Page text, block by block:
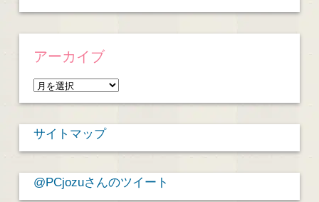
アーカイブ
ア
ー
カ
イ
サイトマップ
@PCjozuさんのツイート